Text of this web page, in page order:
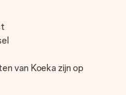
van Koeka zijn op